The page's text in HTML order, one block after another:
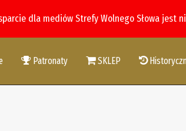
dla mediów Strefy Wolnego Słowa jest
Patronaty SKLEP